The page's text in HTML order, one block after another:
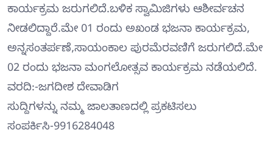
ಕಾರ್ಯಕ್ರಮ ಜರುಗಲಿದೆ.ಬಳಿಕ ಸ್ವಾಮಿಜಿಗಳು ಆಶೀರ್ವಚನ
ನೀಡಲಿದ್ದಾರೆ.ಮೇ 01 ರಂದು ಅಖಂಡ ಭಜನಾ ಕಾರ್ಯಕ್ರಮ,
ಅನ್ನಸಂತರ್ಪಣೆ,ಸಾಯಂಕಾಲ ಪುರಮೆರವಣಿಗೆ ಜರುಗಲಿದೆ.ಮೇ
02 ರಂದು ಭಜನಾ ಮಂಗಲೋತ್ಸವ ಕಾರ್ಯಕ್ರಮ ನಡೆಯಲಿದೆ.
ವರದಿ:-ಜಗದೀಶ ದೇವಾಡಿಗ
ಸುದ್ದಿಗಳನ್ನು ನಮ್ಮ ಜಾಲತಾಣದಲ್ಲಿ ಪ್ರಕಟಿಸಲು
ಸಂಪರ್ಕಿಸಿ-9916284048